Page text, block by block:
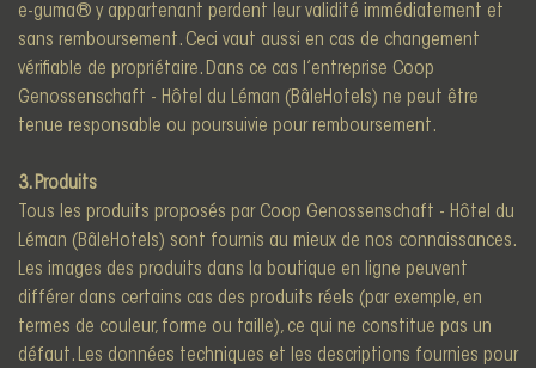
e-guma® y appartenant perdent leur validité immédiatement et
sans remboursement. Ceci vaut aussi en cas de changement
vérifiable de propriétaire. Dans ce cas l’entreprise Coop
Genossenschaft - Hôtel du Léman (BâleHotels) ne peut être
tenue responsable ou poursuivie pour remboursement.
3. Produits
Tous les produits proposés par Coop Genossenschaft - Hôtel du
Léman (BâleHotels) sont fournis au mieux de nos connaissances.
Les images des produits dans la boutique en ligne peuvent
différer dans certains cas des produits réels (par exemple, en
termes de couleur, forme ou taille), ce qui ne constitue pas un
défaut. Les données techniques et les descriptions fournies pour